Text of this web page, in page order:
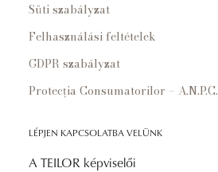
Süti szabályzat
Felhasználási feltételek
GDPR szabályzat
Protecția Consumatorilor – A.N.P.C.
LÉPJEN KAPCSOLATBA VELÜNK
A TEILOR képviselői